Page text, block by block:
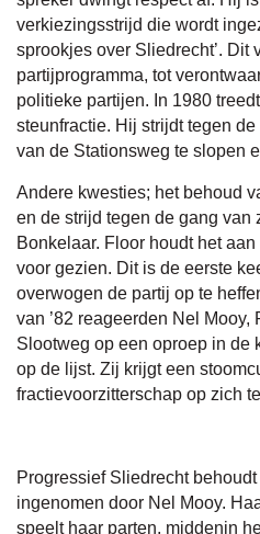
verkiezingsstrijd die wordt
sprookjes over Sliedrecht’. Dit
partijprogramma, tot
politieke partijen. In 1980
steunfractie. Hij strijdt tegen
van de Stationsweg te slopen
Andere kwesties; het behoud
en de strijd tegen de gang van
Bonkelaar. Floor houdt het
voor gezien. Dit is de eerste
overwogen de partij op te
van ’82 reageerden Nel Mooy,
Slootweg op een oproep in de
op de lijst. Zij krijgt een
fractievoorzitterschap op zich
Progressief Sliedrecht
ingenomen door Nel Mooy.
speelt haar parten, middenin